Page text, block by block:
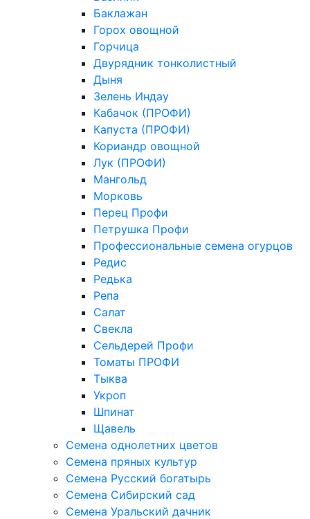
Баклажан
Горох овощной
Горчица
Двурядник тонколистный
Дыня
Зелень Индау
Кабачок (ПРОФИ)
Капуста (ПРОФИ)
Кориандр овощной
Лук (ПРОФИ)
Мангольд
Морковь
Перец Профи
Петрушка Профи
Профессиональные семена огурцов
Редис
Редька
Репа
Салат
Свекла
Сельдерей Профи
Томаты ПРОФИ
Тыква
Укроп
Шпинат
Щавель
Семена однолетних цветов
Семена пряных культур
Семена Русский богатырь
Семена Сибирский сад
Семена Уральский дачник